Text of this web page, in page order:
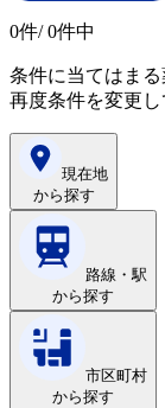
0件/ 0件中
条件に当てはまる
再度条件を変更し
現在地
から探す
路線・駅
から探す
市区町村
から探す